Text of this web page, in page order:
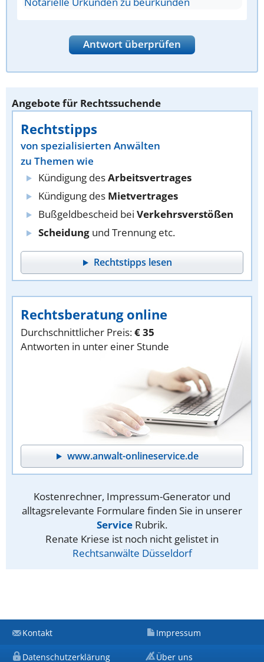
Antwort überprüfen
Angebote für Rechtssuchende
Rechtstipps
von spezialisierten Anwälten
zu Themen wie
Kündigung desArbeitsvertrages
Kündigung des Mietvertrages
Bußgeldbescheid bei Verkehrsverstößen
Scheidung und Trennung etc.
Rechtstipps lesen
Rechtsberatung online
Durchschnittlicher Preis:€ 35
Antworten in unter einer Stunde
www.anwalt-onlineservice.de
Kostenrechner, Impressum-Generator und
alltagsrelevante Formulare finden Sie in unserer
Service Rubrik.
Renate Kriese ist noch nicht gelistet in
Rechtsanwälte Düsseldorf
Kontakt Impressum
Datenschutzerklärung Über uns